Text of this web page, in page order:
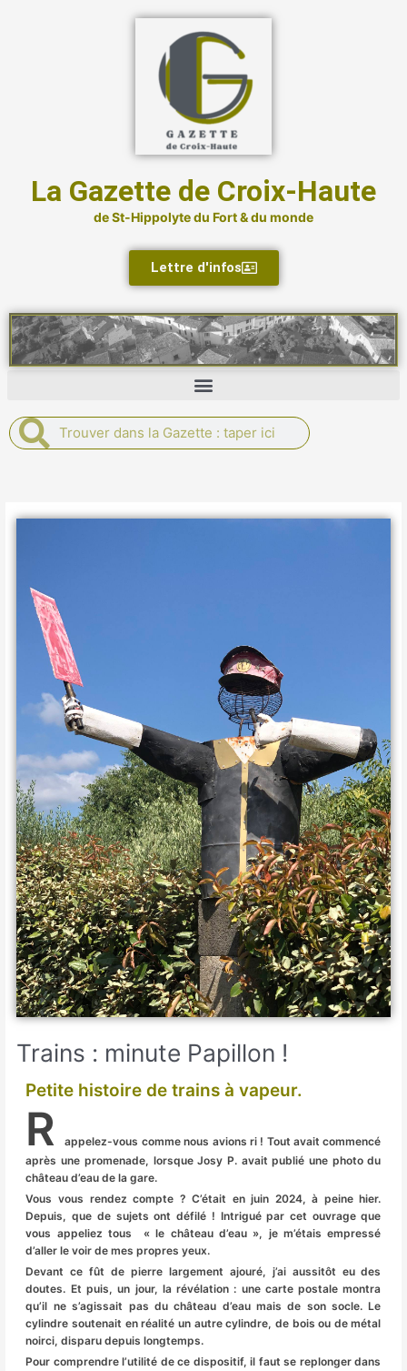
La Gazette de Croix-Haute
de St-Hippolyte du Fort & du monde
Lettre d'infos
RechercherRechercher
Trains : minute Papillon !
Petite histoire de trains à vapeur.
R
appelez-vous comme nous avions ri ! Tout avait commencé
après une promenade, lorsque Josy P. avait publié une photo du
château d’eau de la gare.
Vous vous rendez compte ? C’était en juin 2024, à peine hier.
Depuis, que de sujets ont défilé ! Intrigué par cet ouvrage que
vous appeliez tous « le château d’eau », je m’étais empressé
d’aller le voir de mes propres yeux.
Devant ce fût de pierre largement ajouré, j’ai aussitôt eu des
doutes. Et puis, un jour, la révélation : une carte postale montra
qu’il ne s’agissait pas du château d’eau mais de son socle. Le
cylindre soutenait en réalité un autre cylindre, de bois ou de métal
noirci, disparu depuis longtemps.
Pour comprendre l’utilité de ce dispositif, il faut se replonger dans